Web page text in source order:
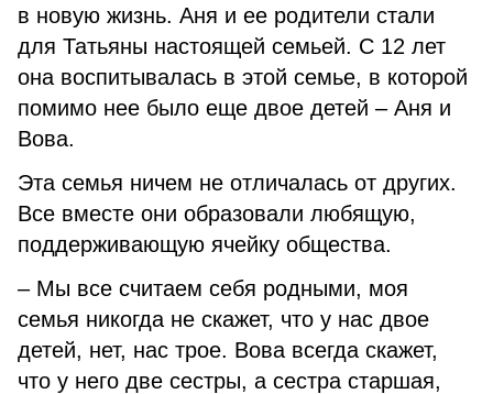
в новую жизнь. Аня и ее родители стали
для Татьяны настоящей семьей. С 12 лет
она воспитывалась в этой семье, в которой
помимо нее было еще двое детей – Аня и
Вова.
Эта семья ничем не отличалась от других.
Все вместе они образовали любящую,
поддерживающую ячейку общества.
– Мы все считаем себя родными, моя
семья никогда не скажет, что у нас двое
детей, нет, нас трое. Вова всегда скажет,
что у него две сестры, а сестра старшая,